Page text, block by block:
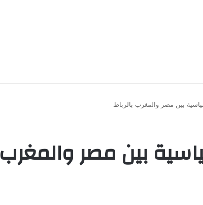
بين مصر والمغرب بالرباط
بين مصر والمغرب